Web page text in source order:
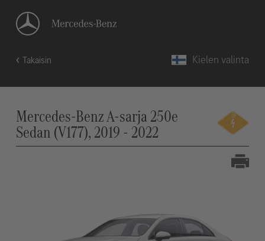
Takaisin Kielen valinta
Mercedes-Benz A-sarja 250e
Sedan (V177), 2019 - 2022